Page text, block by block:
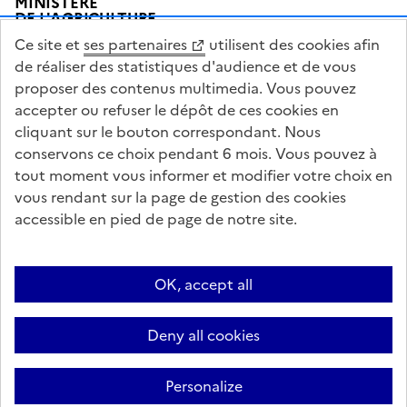
DE L'AGRICULTURE
DE L'AGRO-ALIMENTAIRE
ET DE LA SOUVERAINETÉ
ALIMENTAIRE
legifrance.gouv.fr
info.gouv.fr
service-public.gouv.fr
data.gouv.fr
Questions fréquentes / Contacts
Informations publiques
Mentions légales
Archives presse English contents
Cookies
Paramètres d'affichage
Sauf mention contraire, tous les textes de ce site sont sous licence
Ce site et ses partenaires
utilisent des cookies afin
de réaliser des statistiques d'audience et de vous
proposer des contenus multimedia. Vous pouvez
accepter ou refuser le dépôt de ces cookies en
cliquant sur le bouton correspondant. Nous
conservons ce choix pendant 6 mois. Vous pouvez à
tout moment vous informer et modifier votre choix en
vous rendant sur la page de gestion des cookies
accessible en pied de page de notre site.
OK, accept all
Deny all cookies
Personalize